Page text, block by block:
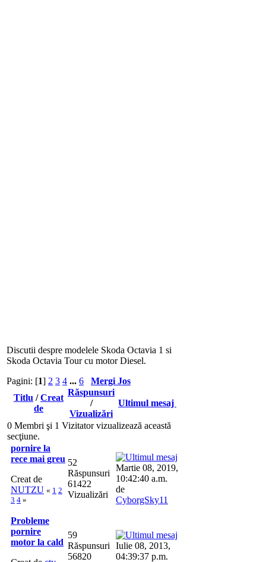
Discutii despre modelele Skoda Octavia 1 si
Skoda Octavia Tour cu motor Diesel.
Pagini: [1] 2 3 4 ... 6
Mergi Jos
Titlu /Creat
de
Răspunsuri
/
Vizualizări
Ultimul mesaj
0 Membri şi 1 Vizitator vizualizează această
secţiune.
pornire la
rece mai greu
Creat de
NUTZU « 1 2
3 4 »
52
Răspunsuri
61422
Vizualizări
Martie 08, 2019,
10:42:40 a.m.
de
CyborgSky11
Probleme
pornire
motor la cald
59
Răspunsuri
56820
Iulie 08, 2013,
04:39:37 p.m.